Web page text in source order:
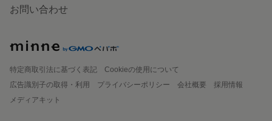
お問い合わせ
特定商取引法に基づく表記
Cookieの使用について
広告識別子の取得・利用
プライバシーポリシー 会社概要
採用情報
メディアキット